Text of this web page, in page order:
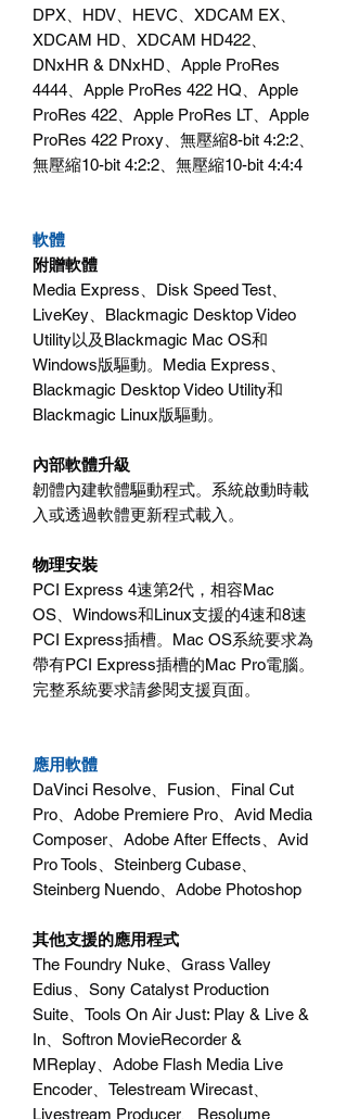
DPX、HDV、HEVC、XDCAM EX、
XDCAM HD、XDCAM HD422、
DNxHR & DNxHD、Apple ProRes
4444、Apple ProRes 422 HQ、Apple
ProRes 422、Apple ProRes LT、Apple
ProRes 422 Proxy、無壓縮8-bit 4:2:2、
無壓縮10-bit 4:2:2、無壓縮10-bit 4:4:4
軟體
附贈軟體
Media Express、Disk Speed Test、
LiveKey、Blackmagic Desktop Video
Utility以及Blackmagic Mac OS和
Windows版驅動。Media Express、
Blackmagic Desktop Video Utility和
Blackmagic Linux版驅動。
內部軟體升級
韌體內建軟體驅動程式。系統啟動時載
入或透過軟體更新程式載入。
物理安裝
PCI Express 4速第2代，相容Mac
OS、Windows和Linux支援的4速和8速
PCI Express插槽。Mac OS系統要求為
帶有PCI Express插槽的Mac Pro電腦。
完整系統要求請參閱支援頁面。
應用軟體
DaVinci Resolve、Fusion、Final Cut
Pro、Adobe Premiere Pro、Avid Media
Composer、Adobe After Effects、Avid
Pro Tools、Steinberg Cubase、
Steinberg Nuendo、Adobe Photoshop
其他支援的應用程式
The Foundry Nuke、Grass Valley
Edius、Sony Catalyst Production
Suite、Tools On Air Just: Play & Live &
In、Softron MovieRecorder &
MReplay、Adobe Flash Media Live
Encoder、Telestream Wirecast、
Livestream Producer、Resolume